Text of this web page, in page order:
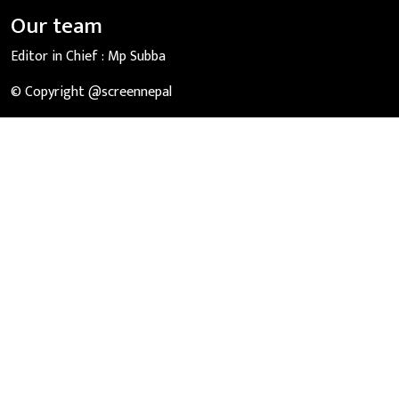
Our team
Editor in Chief : Mp Subba
© Copyright @screennepal